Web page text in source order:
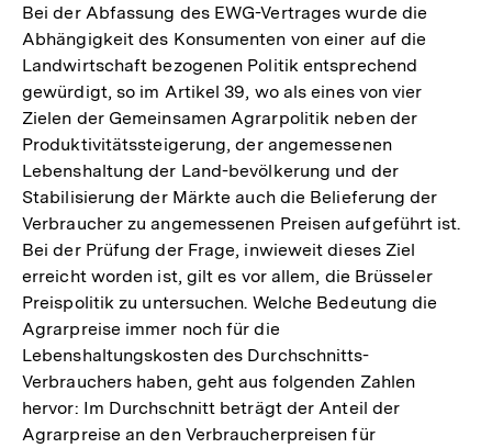
Bei der Abfassung des EWG-Vertrages wurde die
Abhängigkeit des Konsumenten von einer auf die
Landwirtschaft bezogenen Politik entsprechend
gewürdigt, so im Artikel 39, wo als eines von vier
Zielen der Gemeinsamen Agrarpolitik neben der
Produktivitätssteigerung, der angemessenen
Lebenshaltung der Land-bevölkerung und der
Stabilisierung der Märkte auch die Belieferung der
Verbraucher zu angemessenen Preisen aufgeführt ist.
Bei der Prüfung der Frage, inwieweit dieses Ziel
erreicht worden ist, gilt es vor allem, die Brüsseler
Preispolitik zu untersuchen. Welche Bedeutung die
Agrarpreise immer noch für die
Lebenshaltungskosten des Durchschnitts-
Verbrauchers haben, geht aus folgenden Zahlen
hervor: Im Durchschnitt beträgt der Anteil der
Agrarpreise an den Verbraucherpreisen für